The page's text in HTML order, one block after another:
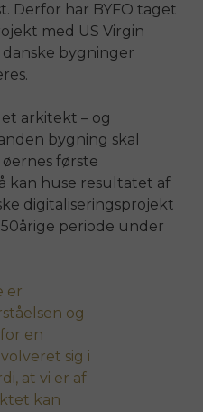
Derfor har BYFO taget
med US Virgin
danske bygninger
arkitekt – og
bygning skal
første
kan huse resultatet af
digitaliseringsprojekt
periode under
er
og
en
sig i
at vi er af
kan